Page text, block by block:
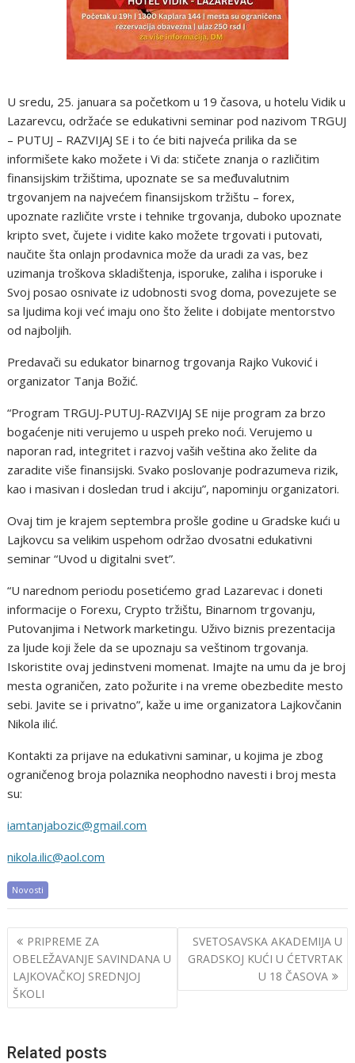
U sredu, 25. januara sa početkom u 19 časova, u hotelu Vidik u
Lazarevcu, održaće se edukativni seminar pod nazivom TRGUJ
– PUTUJ – RAZVIJAJ SE i to će biti najveća prilika da se
informišete kako možete i Vi da: stičete znanja o različitim
finansijskim tržištima, upoznate se sa međuvalutnim
trgovanjem na najvećem finansijskom tržištu – forex,
upoznate različite vrste i tehnike trgovanja, duboko upoznate
kripto svet, čujete i vidite kako možete trgovati i putovati,
naučite šta onlajn prodavnica može da uradi za vas, bez
uzimanja troškova skladištenja, isporuke, zaliha i isporuke i
Svoj posao osnivate iz udobnosti svog doma, povezujete se
sa ljudima koji već imaju ono što želite i dobijate mentorstvo
od najboljih.
Predavači su edukator binarnog trgovanja Rajko Vuković i
organizator Tanja Božić.
“Program TRGUJ-PUTUJ-RAZVIJAJ SE nije program za brzo
bogaćenje niti verujemo u uspeh preko noći. Verujemo u
naporan rad, integritet i razvoj vaših veština ako želite da
zaradite više finansijski. Svako poslovanje podrazumeva rizik,
kao i masivan i dosledan trud i akciju”, napominju organizatori.
Ovaj tim je krajem septembra prošle godine u Gradske kući u
Lajkovcu sa velikim uspehom održao dvosatni edukativni
seminar “Uvod u digitalni svet”.
“U narednom periodu posetićemo grad Lazarevac i doneti
informacije o Forexu, Crypto tržištu, Binarnom trgovanju,
Putovanjima i Network marketingu. Uživo biznis prezentacija
za ljude koji žele da se upoznaju sa veštinom trgovanja.
Iskoristite ovaj jedinstveni momenat. Imajte na umu da je broj
mesta ograničen, zato požurite i na vreme obezbedite mesto
sebi. Javite se i privatno”, kaže u ime organizatora Lajkovčanin
Nikola ilić.
Kontakti za prijave na edukativni saminar, u kojima je zbog
ograničenog broja polaznika neophodno navesti i broj mesta
su:
iamtanjabozic@gmail.com
nikola.ilic@aol.com
Novosti
Post
navigation
PRIPREME ZA
OBELEŽAVANJE SAVINDANA U
LAJKOVAČKOJ SREDNJOJ
ŠKOLI
SVETOSAVSKA AKADEMIJA U
GRADSKOJ KUĆI U ĆETVRTAK
U 18 ČASOVA
Related posts